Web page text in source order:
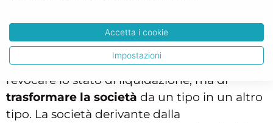
revoca della liquidazione
Come abbiamo accennato si ritiene
ammissibile che i soci decidano di non
revocare lo stato di liquidazione, ma di
trasformare la società da un tipo in un altro
tipo. La società derivante dalla
Accetta i cookie
Impostazioni